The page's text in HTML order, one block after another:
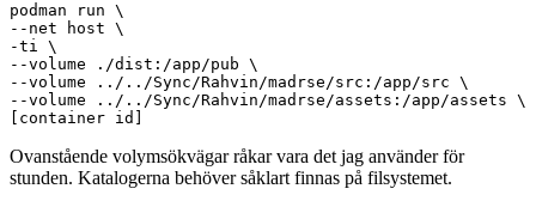
podman run \
--net host \
-ti \
--volume ./dist:/app/pub \
--volume ../../Sync/Rahvin/madrse/src:/app/src \
--volume ../../Sync/Rahvin/madrse/assets:/app/assets \
Ovanstående volymsökvägar råkar vara det jag använder för
stunden. Katalogerna behöver såklart finnas på filsystemet.